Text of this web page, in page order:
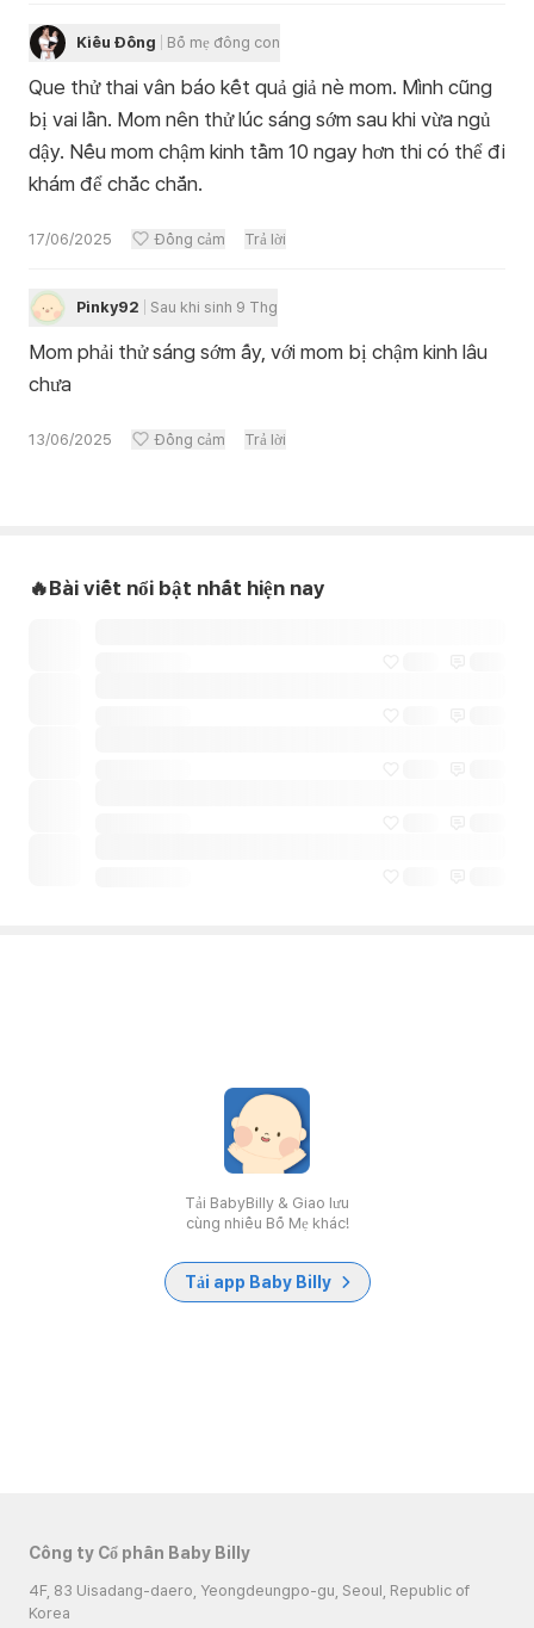
Kiều Đồng Bố mẹ đông con
Que thử thai vân báo kết quả giả nè mom. Mình cũng
bị vai lần. Mom nên thử lúc sáng sớm sau khi vừa ngủ
dậy. Nếu mom chậm kinh tầm 10 ngay hơn thi có thể đi
khám để chắc chắn.
17/06/2025 Đồng cảm Trả lời
Pinky92 Sau khi sinh 9 Thg
Mom phải thử sáng sớm ấy, với mom bị chậm kinh lâu
chưa
13/06/2025 Đồng cảm Trả lời
🔥Bài viết nổi bật nhất hiện nay
Tải BabyBilly & Giao lưu
cùng nhiều Bố Mẹ khác!
Tải app Baby Billy
Công ty Cổ phần Baby Billy
4F, 83 Uisadang-daero, Yeongdeungpo-gu, Seoul, Republic of
Korea